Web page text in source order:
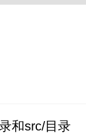
和src/目录